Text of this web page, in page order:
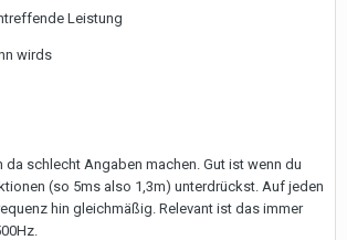
Leistung
wirds
da schlecht Angaben machen. Gut ist wenn du
(so 5ms also 1,3m) unterdrückst. Auf jeden
hin gleichmäßig. Relevant ist das immer